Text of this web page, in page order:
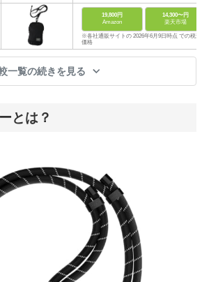
19,800円
Amazon
14,300〜円
楽天市場
※各社通販サイトの 2026年6月9日時点 での税込
価格
一覧の続きを見る
とは？